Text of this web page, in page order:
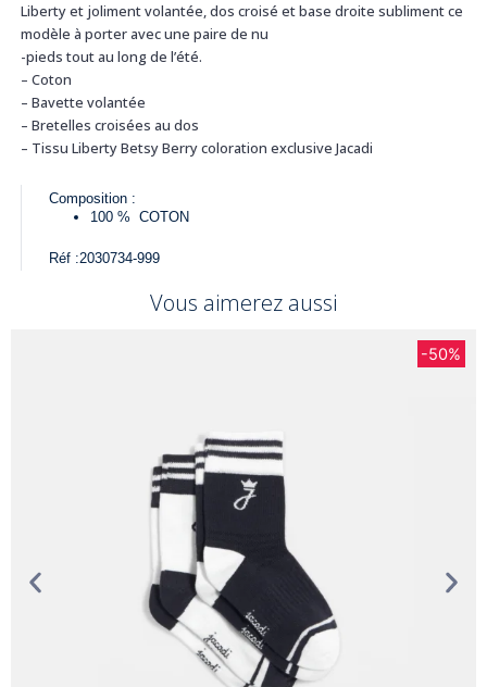
Liberty et joliment volantée, dos croisé et base droite subliment ce
modèle à porter avec une paire de nu
-pieds tout au long de l’été.
– Coton
– Bavette volantée
– Bretelles croisées au dos
– Tissu Liberty Betsy Berry coloration exclusive Jacadi
Composition :
100 %
COTON
Réf :2030734-999
Vous aimerez aussi
-50%